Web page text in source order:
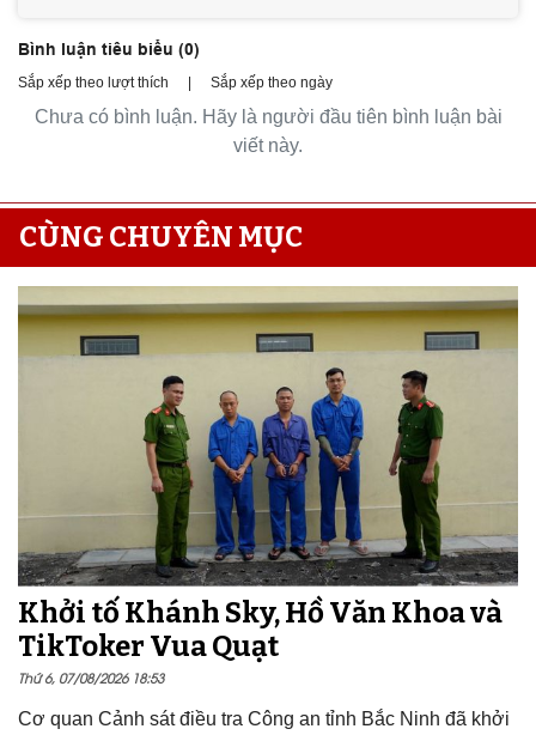
Bình luận tiêu biểu (0)
Sắp xếp theo lượt thích Sắp xếp theo ngày
Chưa có bình luận. Hãy là người đầu tiên bình luận bài
viết này.
CÙNG CHUYÊN MỤC
Khởi tố Khánh Sky, Hồ Văn Khoa và
TikToker Vua Quạt
Thứ 6, 07/08/2026 18:53
Cơ quan Cảnh sát điều tra Công an tỉnh Bắc Ninh đã khởi